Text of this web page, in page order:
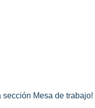
Mesa de trabajo!